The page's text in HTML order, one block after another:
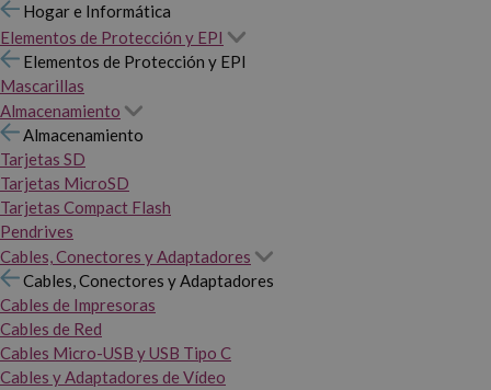
Hogar e Informática
Elementos de Protección y EPI
Elementos de Protección y EPI
Mascarillas
Almacenamiento
Almacenamiento
Tarjetas SD
Tarjetas MicroSD
Tarjetas Compact Flash
Pendrives
Cables, Conectores y Adaptadores
Cables, Conectores y Adaptadores
Cables de Impresoras
Cables de Red
Cables Micro-USB y USB Tipo C
Cables y Adaptadores de Vídeo